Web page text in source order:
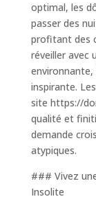
optimal, les
passer des
profitant des
réveiller avec
inspirante.
site https://
qualité et
demande
atypiques.
### Vivez
Insolite